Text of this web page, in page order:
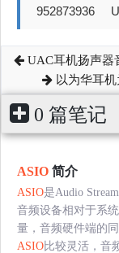
952873936
UAC耳机扬声器
以为华耳
0 篇笔记
ASIO 简介
ASIO是Audio
音频设备相对于系
量，音频硬件端的
ASIO比较灵活，音